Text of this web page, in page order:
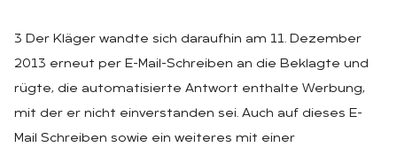
3 Der Kläger wandte sich daraufhin am 11. Dezember
2013 erneut per E-Mail-Schreiben an die Beklagte und
rügte, die automatisierte Antwort enthalte Werbung,
mit der er nicht einverstanden sei. Auch auf dieses E-
Mail Schreiben sowie ein weiteres mit einer